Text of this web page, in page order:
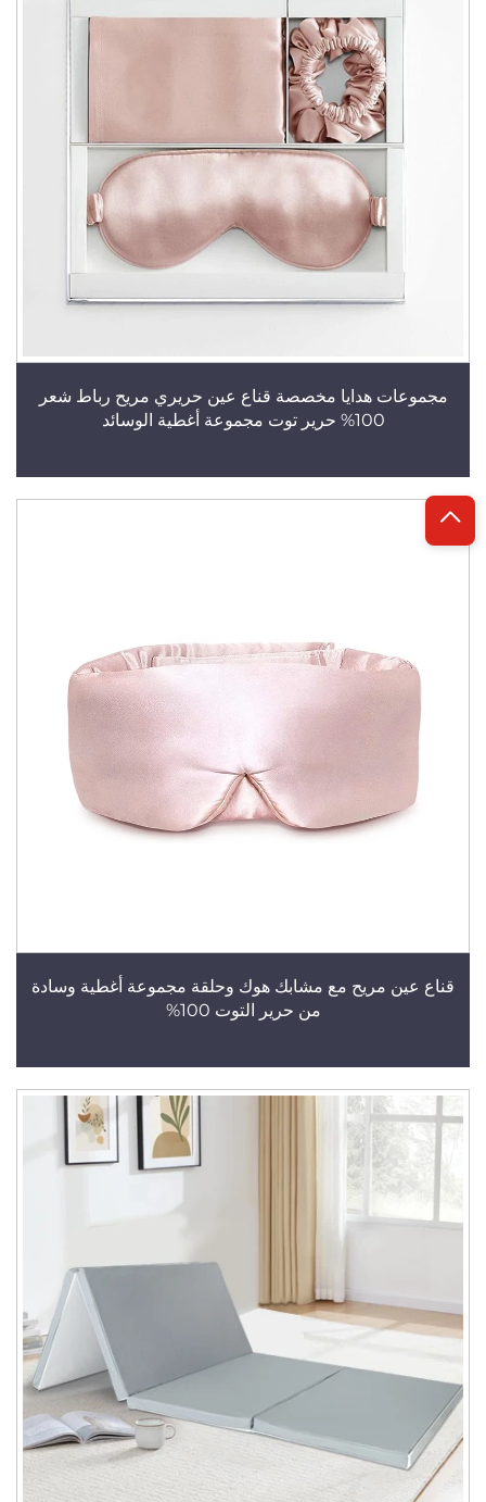
مجموعات هدايا مخصصة قناع عين حريري مريح رباط شعر
100% حرير توت مجموعة أغطية الوسائد
قناع عين مريح مع مشابك هوك وحلقة مجموعة أغطية وسادة
من حرير التوت 100%